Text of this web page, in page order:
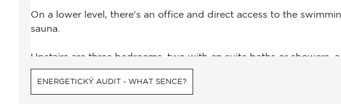
ENERGETICKÝ AUDIT - WHAT SENCE?